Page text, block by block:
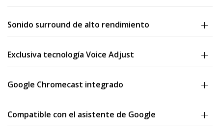
Sonido surround de alto rendimiento
decodificación Dolby Digital 5.1 permiten obtener un extraordinario
sonido surround virtual que llena la habitación con una barra de
Exclusiva tecnología Voice Adjust
diálogos claros y nítidos y no perderte ni una palabra de tus
películas, programas de TV o eventos deportivos favoritos.
Google Chromecast integrado
aplicaciones favoritas, incluyendo Google Play Music, YouTube
Music, Amazon Music HD, Spotify, Tidal, Pandora, Deezer, Qobuz,
Compatible con el asistente de Google